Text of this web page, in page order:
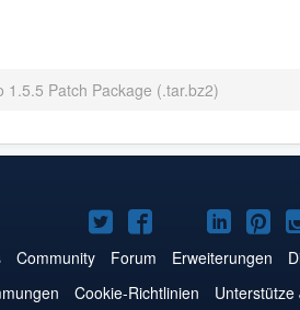
1.5.5 Patch Package (.tar.bz2)
Joomla!
auf
Twitter
Joomla!
auf
Facebook
Joomla!
auf
YouTube
auf auf
Community Forum Erweiterungen
Cookie-Richtlinien